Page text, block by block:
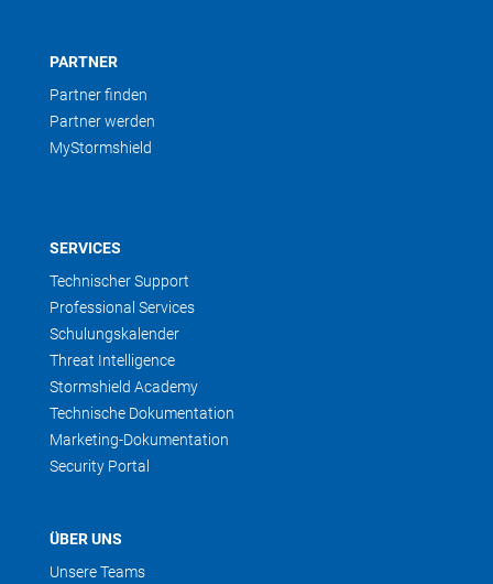
PARTNER
Partner finden
Partner werden
MyStormshield
SERVICES
Technischer Support
Professional Services
Schulungskalender
Threat Intelligence
Stormshield Academy
Technische Dokumentation
Marketing-Dokumentation
Security Portal
ÜBER UNS
Unsere Teams